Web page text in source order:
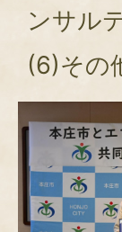
ンサル
(6)その